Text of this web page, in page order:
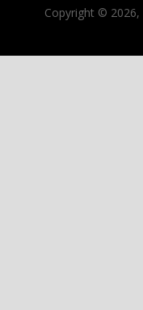
Copyright © 2026,